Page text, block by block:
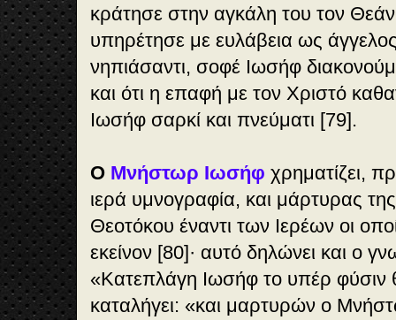
κράτησε στην αγκάλη του τον
υπηρέτησε με ευλάβεια ως
νηπιάσαντι, σοφέ Ιωσήφ
και ότι η επαφή με τον Χριστό
Ιωσήφ σαρκί και πνεύματι [79].
Ο Μνήστωρ Ιωσήφ χρηματίζει,
ιερά υμνογραφία, και μάρτυρας
Θεοτόκου έναντι των Ιερέων οι
εκείνον [80]· αυτό δηλώνει και ο
«Κατεπλάγη Ιωσήφ το υπέρ
καταλήγει: «και μαρτυρών ο